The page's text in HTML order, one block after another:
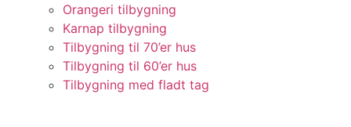
Orangeri tilbygning
Karnap tilbygning
Tilbygning til 70’er hus
Tilbygning til 60’er hus
Tilbygning med fladt tag